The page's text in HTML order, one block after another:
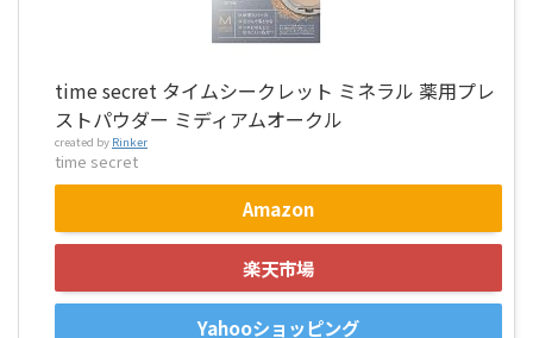
time secret タイムシークレット ミネラル 薬用プレ
ストパウダー ミディアムオークル
created by Rinker
time secret
Amazon
楽天市場
Yahooショッピング